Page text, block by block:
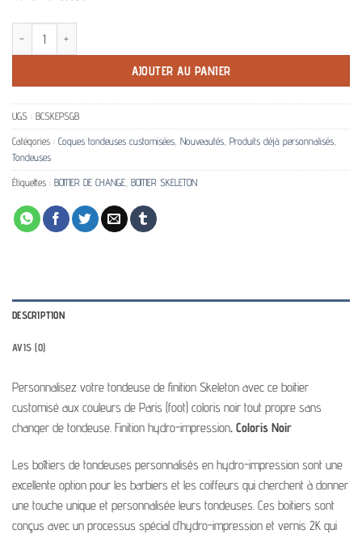
quantité de Boitier de change customisé Paris noir (Foot) Skeleton BabylissPro
AJOUTER AU PANIER
UGS : BCSKEPSGB
Catégories : Coques tondeuses customisées, Nouveautés, Produits déjà personnalisés,
Tondeuses
Étiquettes : BOITIER DE CHANGE, BOITIER SKELETON
DESCRIPTION
AVIS (0)
Personnalisez votre tondeuse de finition Skeleton avec ce boitier
customisé aux couleurs de Paris (foot) coloris noir tout propre sans
changer de tondeuse. Finition hydro-impression. Coloris Noir
Les boîtiers de tondeuses personnalisés en hydro-impression sont une
excellente option pour les barbiers et les coiffeurs qui cherchent à donner
une touche unique et personnalisée leurs tondeuses. Ces boitiers sont
conçus avec un processus spécial d’hydro-impression et vernis 2K qui